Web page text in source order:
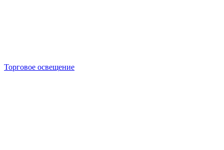
Торговое освещение